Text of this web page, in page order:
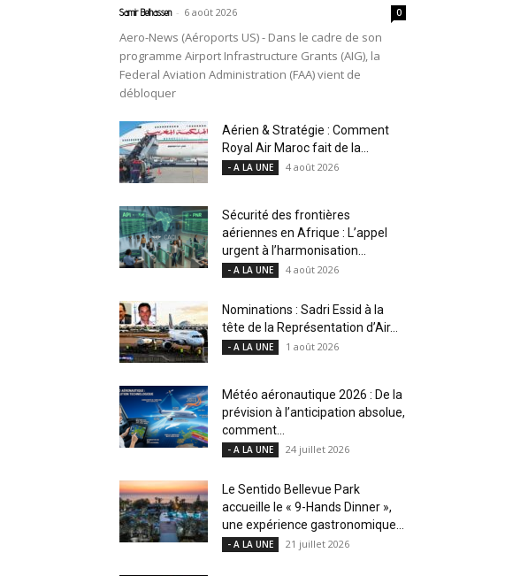
Samir Belhassen - 6 août 2026 0
Aero-News (Aéroports US) - Dans le cadre de son
programme Airport Infrastructure Grants (AIG), la
Federal Aviation Administration (FAA) vient de
débloquer
Aérien & Stratégie : Comment
Royal Air Maroc fait de la...
- A LA UNE 4 août 2026
Sécurité des frontières
aériennes en Afrique : L’appel
urgent à l’harmonisation...
- A LA UNE 4 août 2026
Nominations : Sadri Essid à la
tête de la Représentation d’Air...
- A LA UNE 1 août 2026
Météo aéronautique 2026 : De la
prévision à l’anticipation absolue,
comment...
- A LA UNE 24 juillet 2026
Le Sentido Bellevue Park
accueille le « 9-Hands Dinner »,
une expérience gastronomique...
- A LA UNE 21 juillet 2026